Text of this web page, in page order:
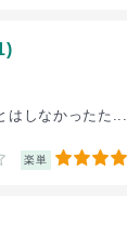
はしなかったた...
楽単 5